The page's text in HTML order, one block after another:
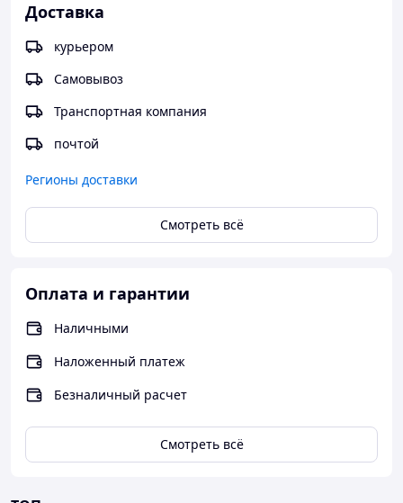
Доставка
курьером
Самовывоз
Транспортная компания
почтой
Регионы доставки
Смотреть всё
Оплата и гарантии
Наличными
Наложенный платеж
Безналичный расчет
Смотреть всё